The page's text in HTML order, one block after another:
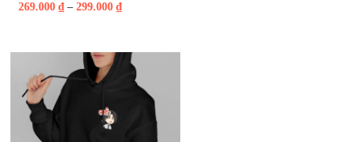
269.000 ₫ – 299.000 ₫